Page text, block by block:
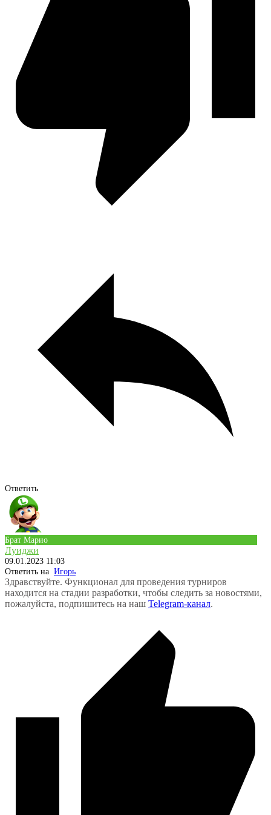
Ответить
Брат Марио
Луиджи
09.01.2023 11:03
Ответить на Игорь
Здравствуйте. Функционал для проведения турниров
находится на стадии разработки, чтобы следить за новостями,
пожалуйста, подпишитесь на наш Telegram-канал.